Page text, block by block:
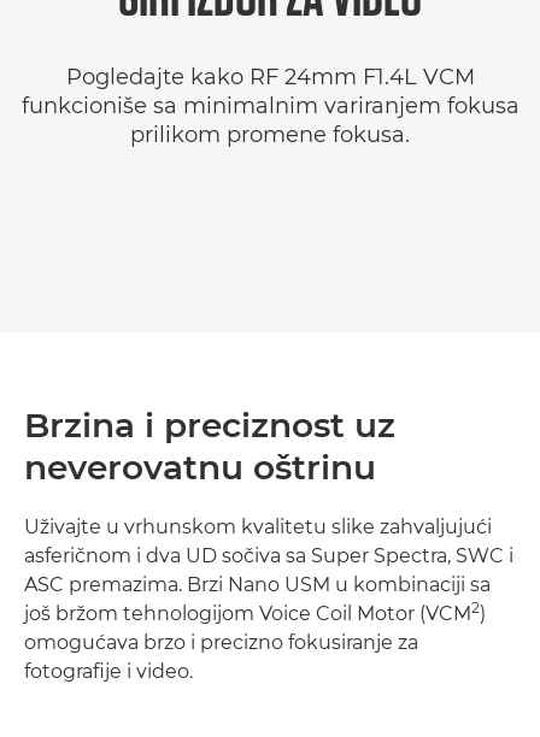
Pogledajte kako RF 24mm F1.4L VCM
funkcioniše sa minimalnim variranjem fokusa
prilikom promene fokusa.
Brzina i preciznost uz
neverovatnu oštrinu
Uživajte u vrhunskom kvalitetu slike zahvaljujući
asferičnom i dva UD sočiva sa Super Spectra, SWC i
ASC premazima. Brzi Nano USM u kombinaciji sa
još bržom tehnologijom Voice Coil Motor (VCM2)
omogućava brzo i precizno fokusiranje za
fotografije i video.